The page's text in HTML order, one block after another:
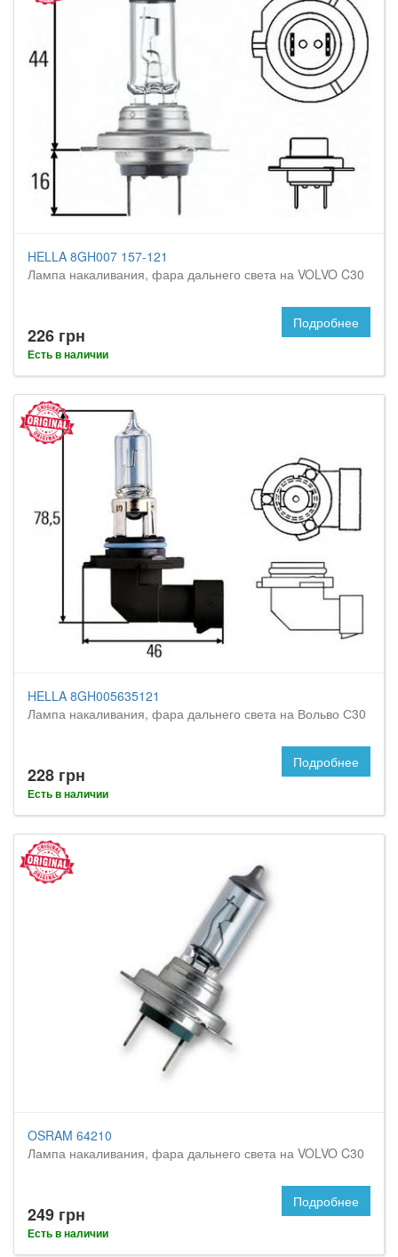
HELLA 8GH007 157-121
Лампа накаливания, фара дальнего света на VOLVO C30
226 грн
Есть в наличии
Подробнее
HELLA 8GH005635121
Лампа накаливания, фара дальнего света на Вольво С30
228 грн
Есть в наличии
Подробнее
OSRAM 64210
Лампа накаливания, фара дальнего света на VOLVO C30
249 грн
Есть в наличии
Подробнее